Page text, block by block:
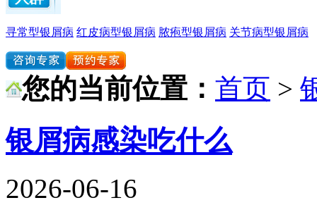
寻常型银屑病 红皮病型银屑病 脓疱型银屑病 关节病型银屑病
您的当前位置： 首页 >
银屑病感染吃什么
2026-06-16